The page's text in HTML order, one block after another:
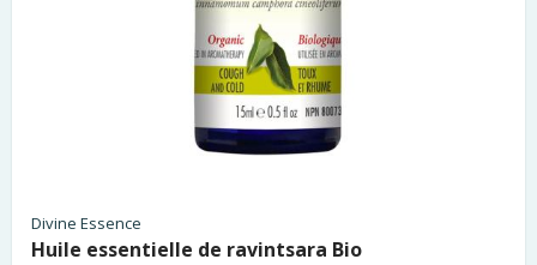
Divine Essence
Huile essentielle de ravintsara Bio